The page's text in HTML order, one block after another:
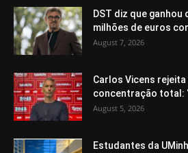
DST diz que
milhões de euros
August 7, 2026
Carlos Vicens
concentração total:
August 5, 2026
Estudantes da